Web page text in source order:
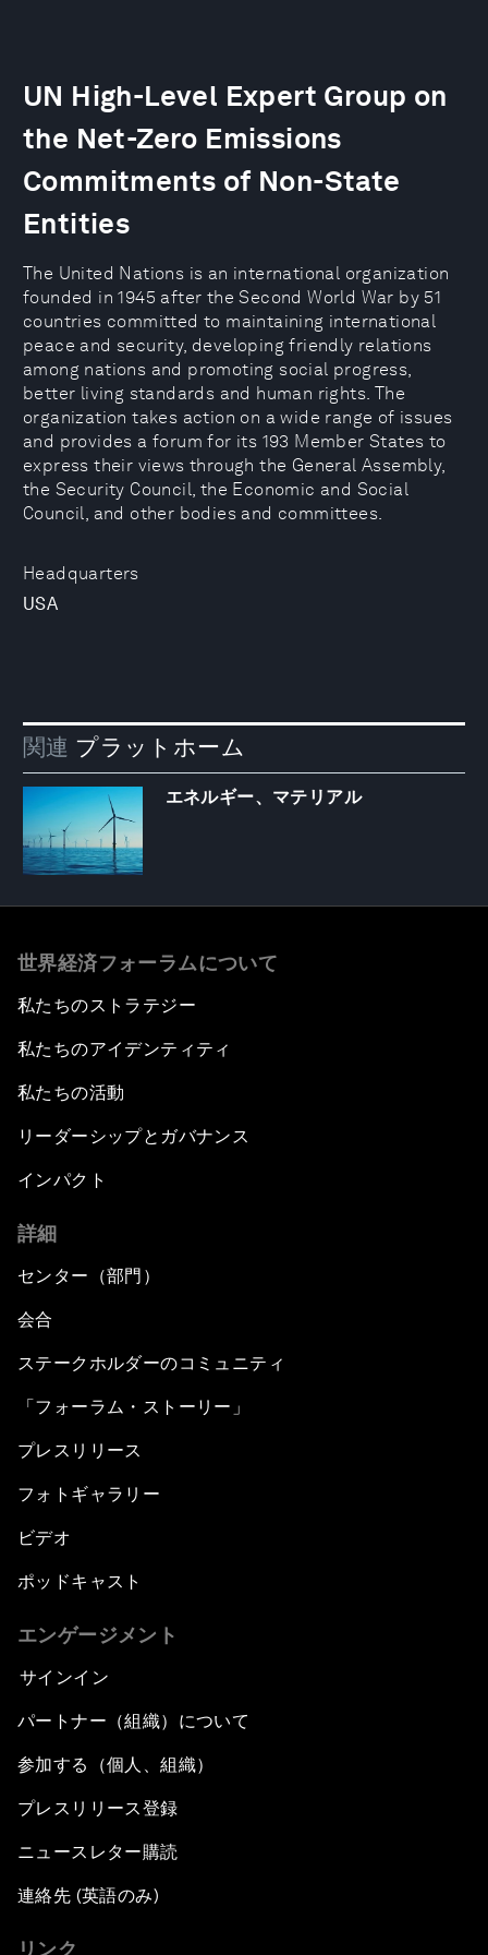
Headquarters
USA
UN High-Level Expert Group on
the Net-Zero Emissions
Commitments of Non-State
Entities
The United Nations is an international organization
founded in 1945 after the Second World War by 51
countries committed to maintaining international
peace and security, developing friendly relations
among nations and promoting social progress,
better living standards and human rights. The
organization takes action on a wide range of issues
and provides a forum for its 193 Member States to
express their views through the General Assembly,
the Security Council, the Economic and Social
Council, and other bodies and committees.
関連 プラットホーム
エネルギー、マテリアル
世界経済フォーラムについて
私たちのストラテジー
私たちのアイデンティティ
私たちの活動
リーダーシップとガバナンス
インパクト
詳細
センター（部門）
会合
ステークホルダーのコミュニティ
「フォーラム・ストーリー」
プレスリリース
フォトギャラリー
ビデオ
ポッドキャスト
エンゲージメント
サインイン
パートナー（組織）について
参加する（個人、組織）
プレスリリース登録
ニュースレター購読
連絡先 (英語のみ)
リンク